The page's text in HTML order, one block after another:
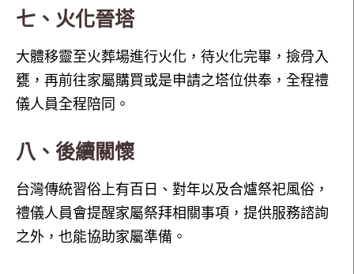
七、火化晉塔
大體移靈至火葬場進行火化，待火化完畢，撿骨入
甕，再前往家屬購買或是申請之塔位供奉，全程禮
儀人員全程陪同。
八、後續關懷
台灣傳統習俗上有百日、對年以及合爐祭祀風俗，
禮儀人員會提醒家屬祭拜相關事項，提供服務諮詢
之外，也能協助家屬準備。